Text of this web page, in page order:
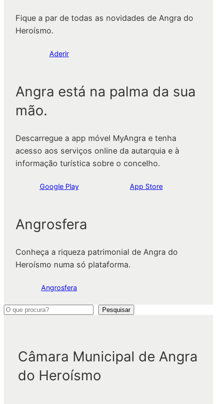
Fique a par de todas as novidades de Angra do
Heroísmo.
Aderir
Angra está na palma da sua
mão.
Descarregue a app móvel MyAngra e tenha
acesso aos serviços online da autarquia e à
informação turística sobre o concelho.
Google Play App Store
Angrosfera
Conheça a riqueza patrimonial de Angra do
Heroísmo numa só plataforma.
Angrosfera
P
Pesquisar
Câmara Municipal de Angra
do Heroísmo